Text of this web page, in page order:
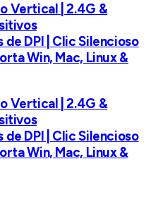
Vertical | 2.4G &
DPI | Clic Silencioso
Win, Mac, Linux &
Vertical | 2.4G &
DPI | Clic Silencioso
Win, Mac, Linux &